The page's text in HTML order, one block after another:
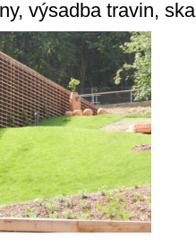
výsadba travin,